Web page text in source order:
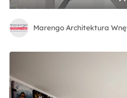
Marengo Architektura